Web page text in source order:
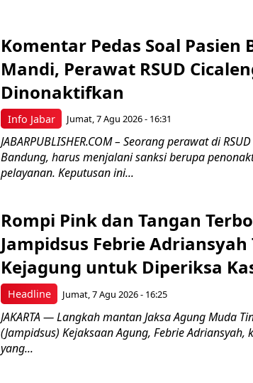
Info Jabar
Komentar Pedas Soal Pasien
Mandi, Perawat RSUD
Dinonaktifkan
Jumat, 7 Agu 2026 - 16:31
JABARPUBLISHER.COM – Seorang perawat di
Bandung, harus menjalani sanksi berupa
pelayanan. Keputusan ini...
Headline
Rompi Pink dan Tangan
Jampidsus Febrie Adriansyah
Kejagung untuk Diperiksa
Jumat, 7 Agu 2026 - 16:25
JAKARTA — Langkah mantan Jaksa Agung Muda
(Jampidsus) Kejaksaan Agung, Febrie Adriansyah,
yang...